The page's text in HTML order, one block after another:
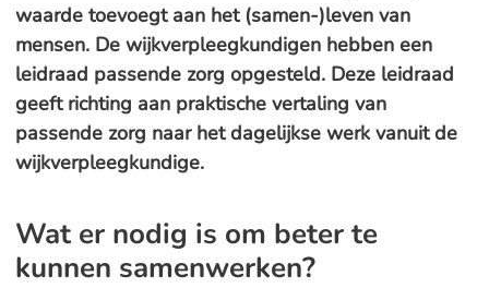
waarde toevoegt aan het (samen-)leven van
mensen. De wijkverpleegkundigen hebben een
leidraad passende zorg opgesteld. Deze leidraad
geeft richting aan praktische vertaling van
passende zorg naar het dagelijkse werk vanuit de
wijkverpleegkundige.
Wat er nodig is om beter te
kunnen samenwerken?